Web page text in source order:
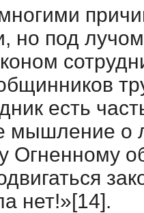
но под
есть
мышление
Огненному
нет!»[14].